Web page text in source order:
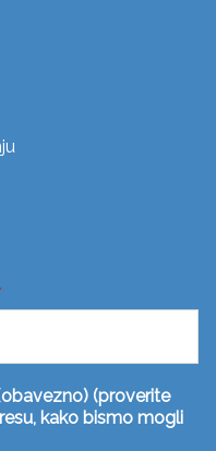
(proverite
kako bismo mogli